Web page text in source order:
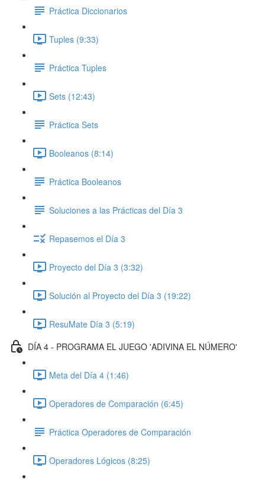
Práctica Diccionarios
Tuples (9:33)
Práctica Tuples
Sets (12:43)
Práctica Sets
Booleanos (8:14)
Práctica Booleanos
Soluciones a las Prácticas del Día 3
Repasemos el Día 3
Proyecto del Día 3 (3:32)
Solución al Proyecto del Día 3 (19:22)
ResuMate Día 3 (5:19)
DÍA 4 - PROGRAMA EL JUEGO 'ADIVINA EL NÚMERO'
Meta del Día 4 (1:46)
Operadores de Comparación (6:45)
Práctica Operadores de Comparación
Operadores Lógicos (8:25)